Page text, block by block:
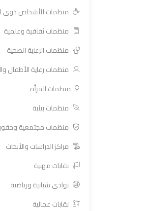
منظمات للأشخاص ذوي
منظمات ثقافية وعلمية
منظمات الرعاية الصحية
منظمات رعاية الأطفال
منظمات المرأة
منظمات بيئية
منظمات مجتمعية
مراكز الدراسات والأبحاث
نقابات مهنية
نوادي شبابية ورياضية
نقابات عمالية